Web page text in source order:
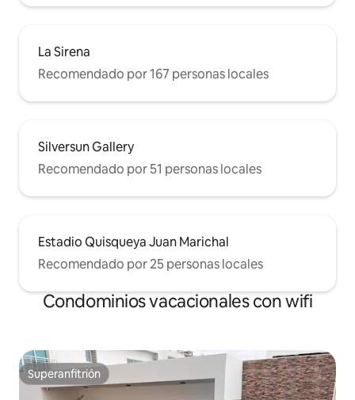
La Sirena
Recomendado por 167 personas locales
Silversun Gallery
Recomendado por 51 personas locales
Estadio Quisqueya Juan Marichal
Recomendado por 25 personas locales
Condominios vacacionales con wifi
Superanfitrión
Superanfitrión